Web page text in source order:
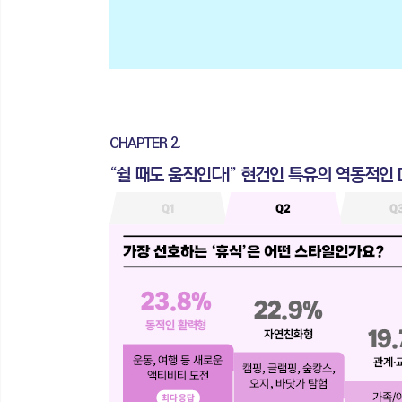
CHAPTER 2.
“쉴 때도 움직인다!” 현건인 특유의 역동적